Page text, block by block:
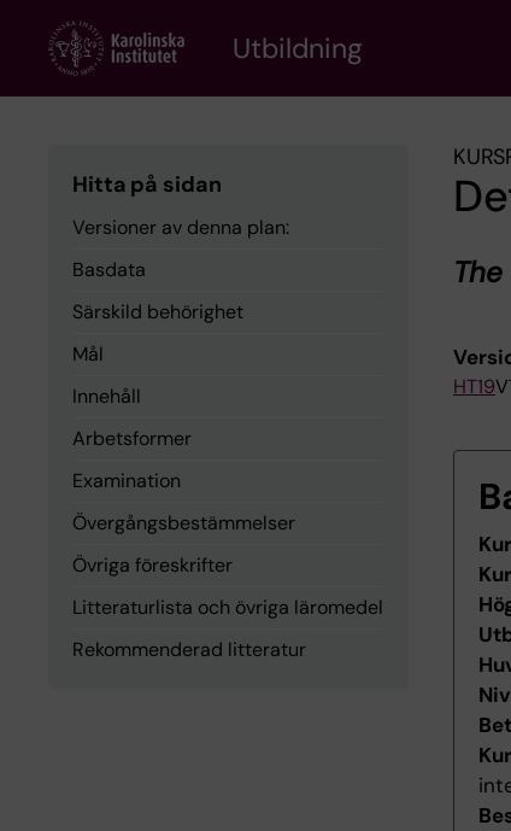
content
Utbildning
Hitta på sidan
Versioner av denna plan:
Basdata
Särskild behörighet
Mål
Innehåll
Arbetsformer
Examination
Övergångsbestämmelser
Övriga föreskrifter
Litteraturlista och övriga läromedel
Rekommenderad litteratur
HT19